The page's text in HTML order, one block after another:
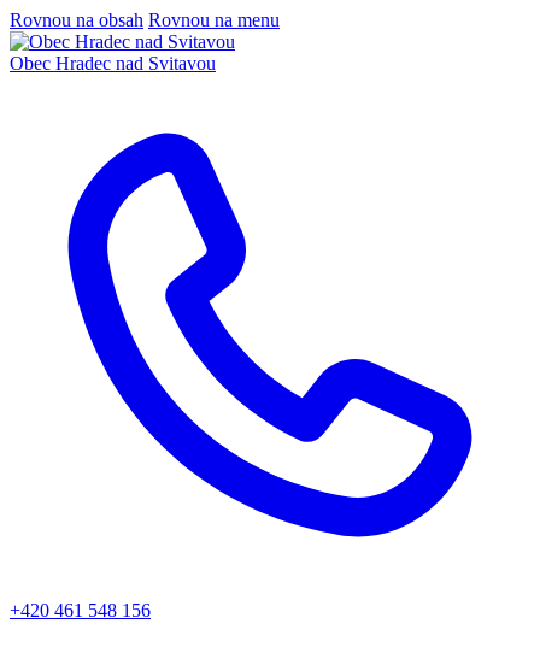
Rovnou na obsah Rovnou na menu
Obec Hradec nad Svitavou
+420 461 548 156